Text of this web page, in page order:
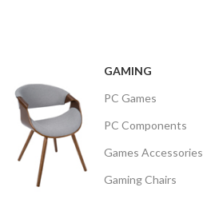
GAMING
PC Games
PC Components
Games Accessories
Gaming Chairs